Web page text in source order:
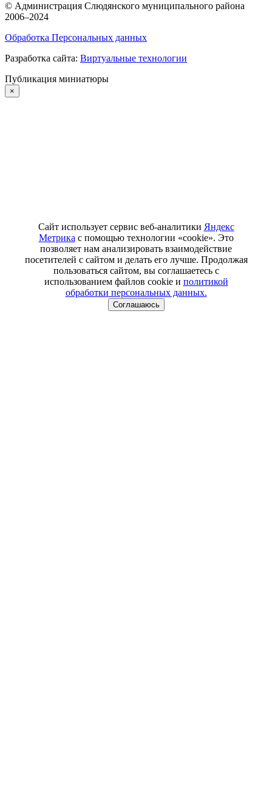
© Администрация Слюдянского муниципального района
2006–2024
Обработка Персональных данных
Разработка сайта: Виртуальные технологии
Публикация миниатюры
×
Сайт использует сервис веб-аналитики Яндекс
Метрика с помощью технологии «cookie». Это
позволяет нам анализировать взаимодействие
посетителей с сайтом и делать его лучше. Продолжая
пользоваться сайтом, вы соглашаетесь с
использованием файлов cookie и политикой
обработки персональных данных.
Соглашаюсь